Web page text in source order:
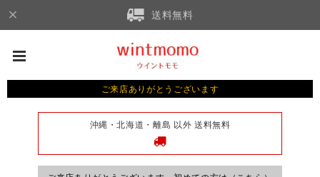
送料無料
ご来店ありがとうございます
沖縄・北海道・離島 以外 送料無料